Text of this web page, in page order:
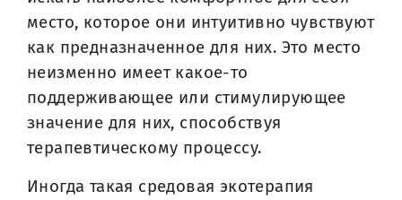
место, которое они интуитивно чувствуют
как предназначенное для них. Это место
неизменно имеет какое-то
поддерживающее или стимулирующее
значение для них, способствуя
терапевтическому процессу.
Иногда такая средовая экотерапия